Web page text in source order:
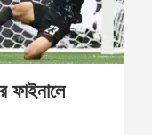
ফাইনালে